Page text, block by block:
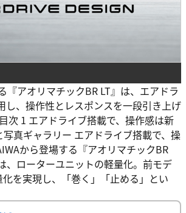
『アオリマチックBR LT』は、エアドラ
し、操作性とレスポンスを一段引き上げ
次 1 エアドライブ搭載で、操作感は新
真ギャラリー エアドライブ搭載で、操
から登場する『アオリマチックBR
、ローターユニットの軽量化。前モデ
を実現し、「巻く」「止める」とい